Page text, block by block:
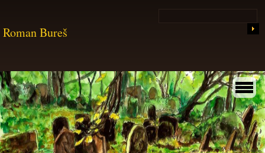
Roman Bureš